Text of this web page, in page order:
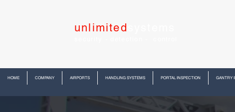
unlimited
HOME COMPANY AIRPORTS HANDLING SYSTEMS PORTAL INSPECTION GANTRY